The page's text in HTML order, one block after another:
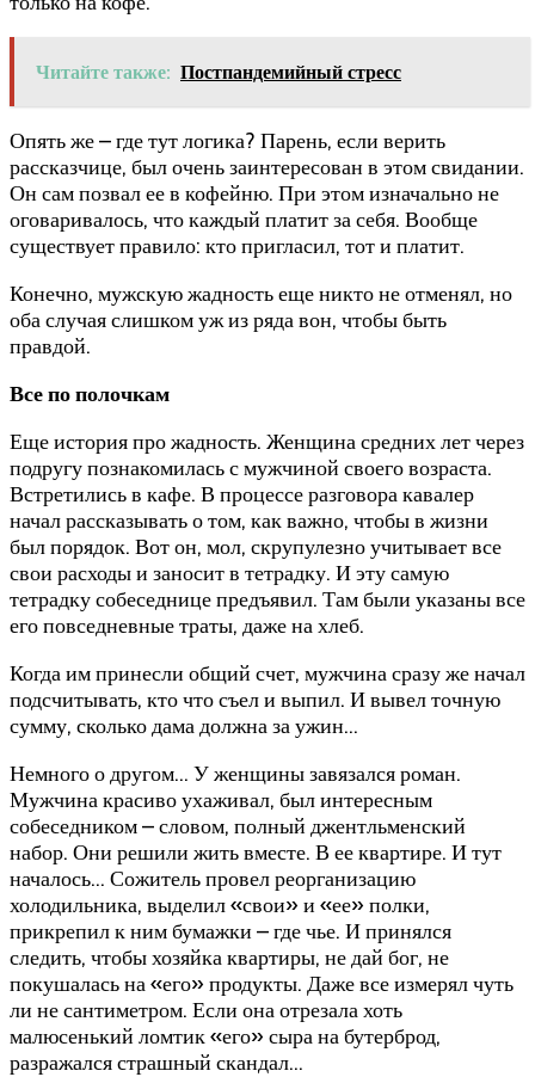
Читайте также: Постпандемийный стресс
Опять же – где тут логика? Парень, если верить
рассказчице, был очень заинтересован в этом свидании.
Он сам позвал ее в кофейню. При этом изначально не
оговаривалось, что каждый платит за себя. Вообще
существует правило: кто пригласил, тот и платит.
Конечно, мужскую жадность еще никто не отменял, но
оба случая слишком уж из ряда вон, чтобы быть
правдой.
Все по полочкам
Еще история про жадность. Женщина средних лет через
подругу познакомилась с мужчиной своего возраста.
Встретились в кафе. В процессе разговора кавалер
начал рассказывать о том, как важно, чтобы в жизни
был порядок. Вот он, мол, скрупулезно учитывает все
свои расходы и заносит в тетрадку. И эту самую
тетрадку собеседнице предъявил. Там были указаны все
его повседневные траты, даже на хлеб.
Когда им принесли общий счет, мужчина сразу же начал
подсчитывать, кто что съел и выпил. И вывел точную
сумму, сколько дама должна за ужин…
Немного о другом… У женщины завязался роман.
Мужчина красиво ухаживал, был интересным
собеседником – словом, полный джентльменский
набор. Они решили жить вместе. В ее квартире. И тут
началось… Сожитель провел реорганизацию
холодильника, выделил «свои» и «ее» полки,
прикрепил к ним бумажки – где чье. И принялся
следить, чтобы хозяйка квартиры, не дай бог, не
покушалась на «его» продукты. Даже все измерял чуть
ли не сантиметром. Если она отрезала хоть
малюсенький ломтик «его» сыра на бутерброд,
разражался страшный скандал…